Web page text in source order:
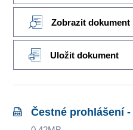
Zobrazit dokument
Uložit dokument
Čestné prohlášení